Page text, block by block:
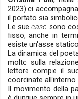
2023) ci
il portato sia
Le suecase sono
fisso, anche in
esiste un'asse
La dinamica del
molto sulla
lettore compie il
coordinate
Il movimento della